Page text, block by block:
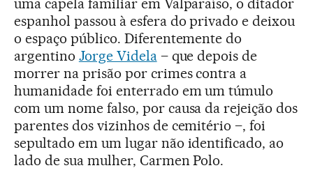
uma capela familiar em Valparaíso, o ditador
espanhol passou à esfera do privado e deixou
o espaço público. Diferentemente do
argentino Jorge Videla– que depois de
morrer na prisão por crimes contra a
humanidade foi enterrado em um túmulo
com um nome falso, por causa da rejeição dos
parentes dos vizinhos de cemitério –, foi
sepultado em um lugar não identificado, ao
lado de sua mulher, Carmen Polo.